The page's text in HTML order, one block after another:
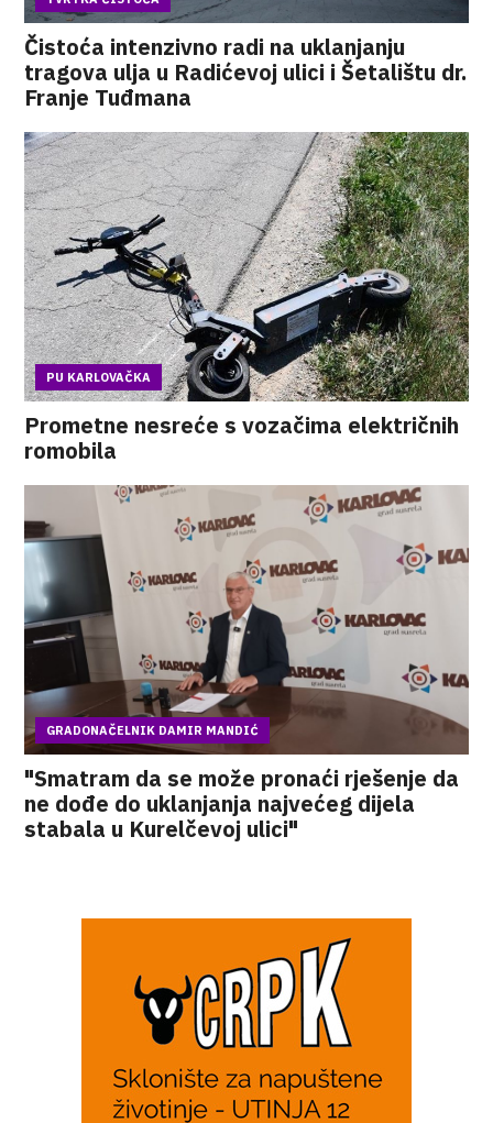
Čistoća intenzivno radi na uklanjanju
tragova ulja u Radićevoj ulici i Šetalištu dr.
Franje Tuđmana
PU KARLOVAČKA
Prometne nesreće s vozačima električnih
romobila
GRADONAČELNIK DAMIR MANDIĆ
"Smatram da se može pronaći rješenje da
ne dođe do uklanjanja najvećeg dijela
stabala u Kurelčevoj ulici"